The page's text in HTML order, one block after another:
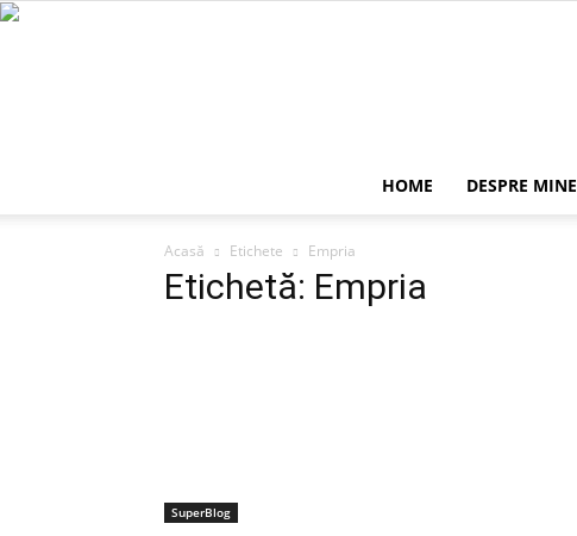
HOME DESPRE MINE
Acasă Etichete Empria
Etichetă: Empria
SuperBlog